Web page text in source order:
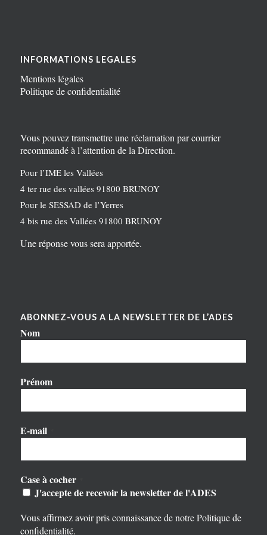
INFORMATIONS LEGALES
Mentions légales
Politique de confidentialité
Vous pouvez transmettre une réclamation par courrier
recommandé à l’attention de la Direction.
Pour l’IME les Vallées
4 ter rue des vallées 91800 BRUNOY
Pour le SESSAD de l’Yerres
4 bis rue des Vallées 91800 BRUNOY
Une réponse vous sera apportée.
ABONNEZ-VOUS A LA NEWSLETTER DE L’ADES
Nom
Prénom
E-mail
Case à cocher
J'accepte de recevoir la newsletter de l'ADES
Vous affirmez avoir pris connaissance de notrePolitique de
confidentialité.